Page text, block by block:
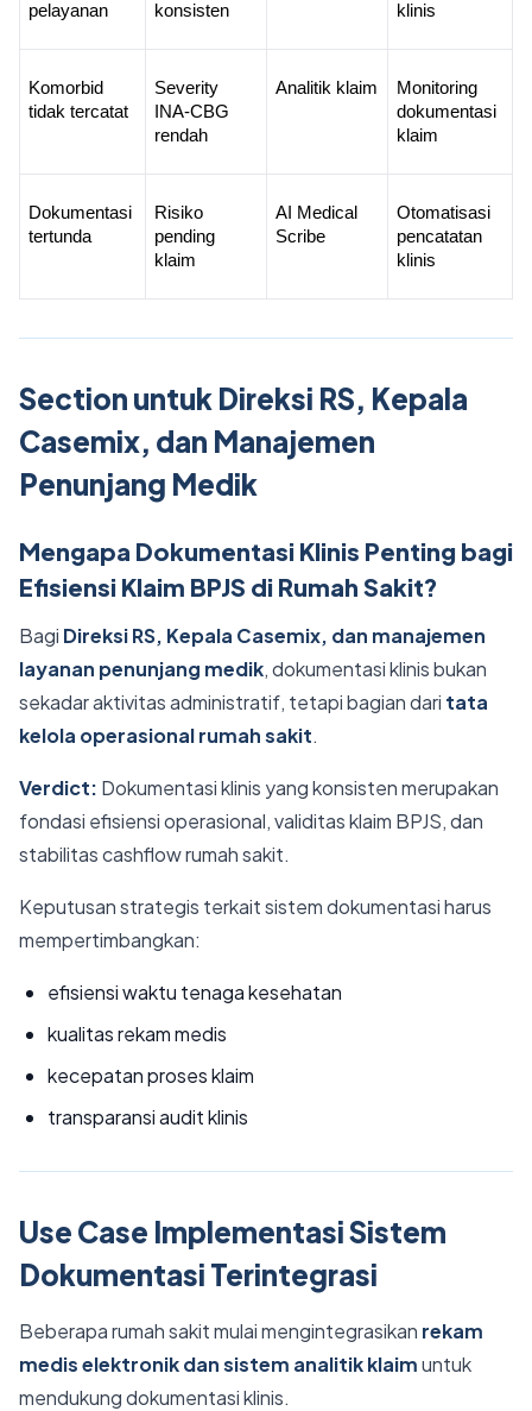
pelayanan
konsisten
klinis
Komorbid
tidak tercatat
Severity
INA-CBG
rendah
Analitik klaim
Monitoring
dokumentasi
klaim
Dokumentasi
tertunda
Risiko
pending
klaim
AI Medical
Scribe
Otomatisasi
pencatatan
klinis
Section untuk Direksi RS, Kepala
Casemix, dan Manajemen
Penunjang Medik
Mengapa Dokumentasi Klinis Penting bagi
Efisiensi Klaim BPJS di Rumah Sakit?
Bagi Direksi RS, Kepala Casemix, dan manajemen
layanan penunjang medik, dokumentasi klinis bukan
sekadar aktivitas administratif, tetapi bagian dari tata
kelola operasional rumah sakit.
Verdict: Dokumentasi klinis yang konsisten merupakan
fondasi efisiensi operasional, validitas klaim BPJS, dan
stabilitas cashflow rumah sakit.
Keputusan strategis terkait sistem dokumentasi harus
mempertimbangkan:
efisiensi waktu tenaga kesehatan
kualitas rekam medis
kecepatan proses klaim
transparansi audit klinis
Use Case Implementasi Sistem
Dokumentasi Terintegrasi
Beberapa rumah sakit mulai mengintegrasikan rekam
medis elektronik dan sistem analitik klaimuntuk
mendukung dokumentasi klinis.